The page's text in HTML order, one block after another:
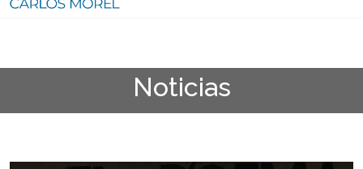
Noticias